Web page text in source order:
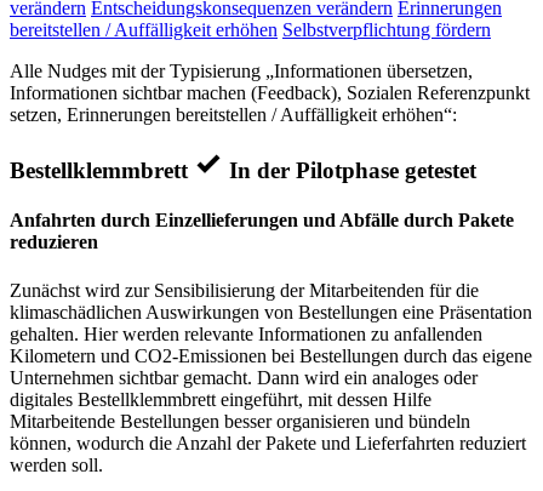
verändern Entscheidungskonsequenzen verändern Erinnerungen
bereitstellen / Auffälligkeit erhöhen Selbstverpflichtung fördern
Alle Nudges mit der Typisierung „Informationen übersetzen,
Informationen sichtbar machen (Feedback), Sozialen Referenzpunkt
setzen, Erinnerungen bereitstellen / Auffälligkeit erhöhen“:
Bestellklemmbrett In der Pilotphase getestet
Anfahrten durch Einzellieferungen und Abfälle durch Pakete
reduzieren
Zunächst wird zur Sensibilisierung der Mitarbeitenden für die
klimaschädlichen Auswirkungen von Bestellungen eine Präsentation
gehalten. Hier werden relevante Informationen zu anfallenden
Kilometern und CO2-Emissionen bei Bestellungen durch das eigene
Unternehmen sichtbar gemacht. Dann wird ein analoges oder
digitales Bestellklemmbrett eingeführt, mit dessen Hilfe
Mitarbeitende Bestellungen besser organisieren und bündeln
können, wodurch die Anzahl der Pakete und Lieferfahrten reduziert
werden soll.